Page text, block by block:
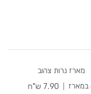
מארז נרות צהוב
7.90 ש"ח